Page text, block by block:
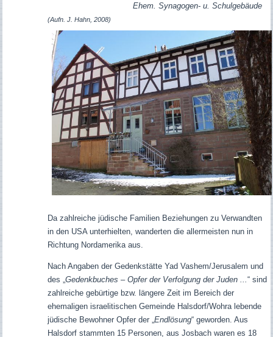
Ehem. Synagogen- u. Schulgebäude
(Aufn. J. Hahn, 2008)
Da zahlreiche jüdische Familien Beziehungen zu Verwandten
in den USA unterhielten, wanderten die allermeisten nun in
Richtung Nordamerika aus.
Nach Angaben der Gedenkstätte Yad Vashem/Jerusalem und
des „ Gedenkbuches – Opfer der Verfolgung der Juden ... “ sind
zahlreiche gebürtige bzw. längere Zeit im Bereich der
ehemaligen israelitischen Gemeinde Halsdorf/Wohra lebende
jüdische Bewohner Opfer der „ Endlösung“ geworden. Aus
Halsdorf stammten 15 Personen, aus Josbach waren es 18